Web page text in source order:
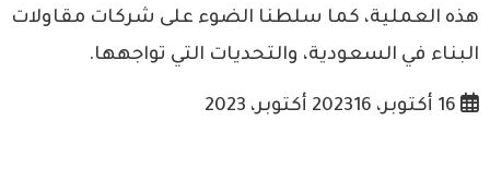
هذه العملية، كما سلطنا الضوء على شركات مقاولات
البناء في السعودية، والتحديات التي تواجهها.
16 أكتوبر، 2023 16 أكتوبر، 2023